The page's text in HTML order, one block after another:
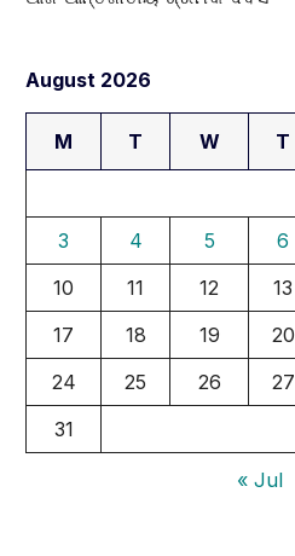
August 2026
M T W T
3
4 5 6
10
11 12 13
17
18 19 20
24
25 26 27
31
« Jul